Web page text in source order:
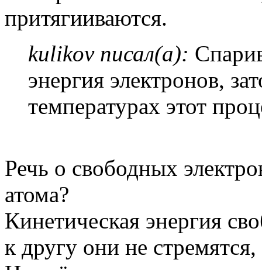
притягииваются.
kulikov писал(а):
энергия электронов,
температурах этот
Речь о свободных
атома?
Кинетическая энергия
к другу они не